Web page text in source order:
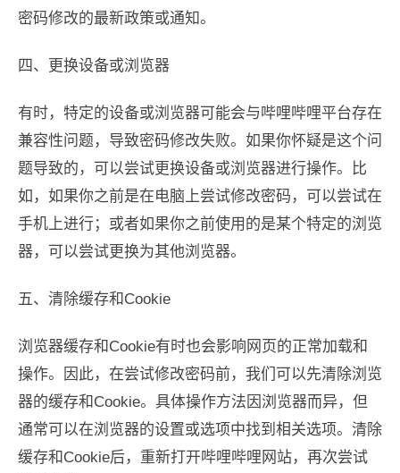
密码修改的最新政策或通知。
四、更换设备或浏览器
有时，特定的设备或浏览器可能会与哔哩哔哩平台存在
兼容性问题，导致密码修改失败。如果你怀疑是这个问
题导致的，可以尝试更换设备或浏览器进行操作。比
如，如果你之前是在电脑上尝试修改密码，可以尝试在
手机上进行；或者如果你之前使用的是某个特定的浏览
器，可以尝试更换为其他浏览器。
五、清除缓存和Cookie
浏览器缓存和Cookie有时也会影响网页的正常加载和
操作。因此，在尝试修改密码前，我们可以先清除浏览
器的缓存和Cookie。具体操作方法因浏览器而异，但
通常可以在浏览器的设置或选项中找到相关选项。清除
缓存和Cookie后，重新打开哔哩哔哩网站，再次尝试